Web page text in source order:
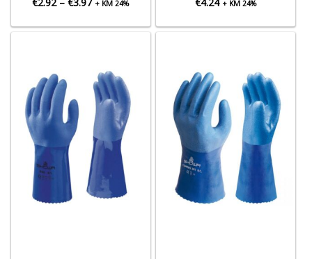
+ KM 24% + KM 24%